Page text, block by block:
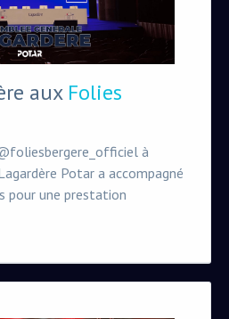
aux Folies
à
Potar a accompagné
pour une prestation